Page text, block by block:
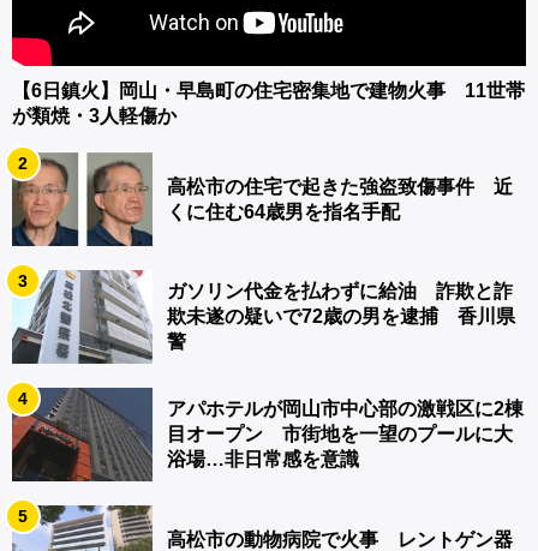
【6日鎮火】岡山・早島町の住宅密集地で建物火事 11世帯
が類焼・3人軽傷か
2
高松市の住宅で起きた強盗致傷事件 近
くに住む64歳男を指名手配
3
ガソリン代金を払わずに給油 詐欺と詐
欺未遂の疑いで72歳の男を逮捕 香川県
警
4
アパホテルが岡山市中心部の激戦区に2棟
目オープン 市街地を一望のプールに大
浴場…非日常感を意識
5
高松市の動物病院で火事 レントゲン器